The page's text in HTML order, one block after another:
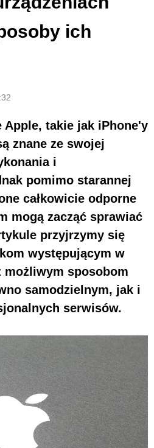
ich
Apple, takie jak iPhone'y
znane ze swojej
i
pomimo starannej
całkowicie odporne
mogą zacząć sprawiać
przyjrzymy się
występującym w
możliwym sposobom
samodzielnym, jak i
serwisów.